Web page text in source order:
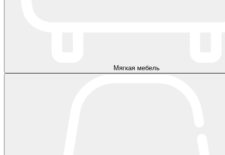
Мягкая мебель